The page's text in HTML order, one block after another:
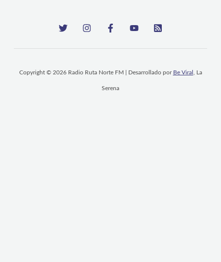
Copyright © 2026 Radio Ruta Norte FM | Desarrollado por Be Viral , La
Serena